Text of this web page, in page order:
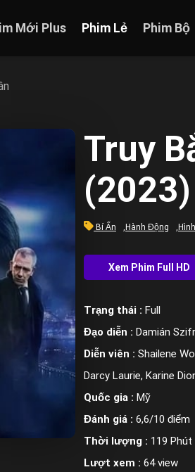
Mới Plus Phim Lẻ Phim Bộ
Truy
(2023)
Bí Ẩn Hành Động
Trạng thái : Full
Đạo diễn : Damián
Diễn viên : Shailene
Darcy Laurie, Karine
Quốc gia : Mỹ
Đánh giá : 6,6/10 điểm
Thời lượng : 119 Phút
Lượt xem : 64 view